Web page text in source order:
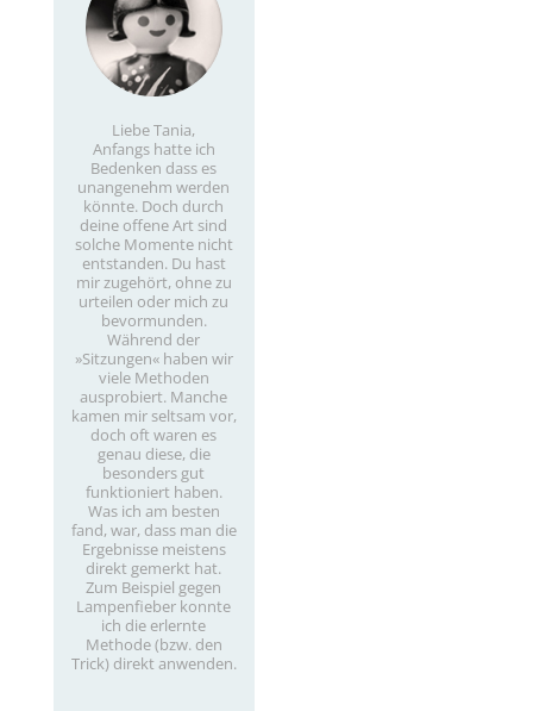
Liebe Tania,
Anfangs hatte ich
Bedenken dass es
unangenehm werden
könnte. Doch durch
deine offene Art sind
solche Momente nicht
entstanden. Du hast
mir zugehört, ohne zu
urteilen oder mich zu
bevormunden.
Während der
»Sitzungen« haben wir
viele Methoden
ausprobiert. Manche
kamen mir seltsam vor,
doch oft waren es
genau diese, die
besonders gut
funktioniert haben.
Was ich am besten
fand, war, dass man die
Ergebnisse meistens
direkt gemerkt hat.
Zum Beispiel gegen
Lampenfieber konnte
ich die erlernte
Methode (bzw. den
Trick) direkt anwenden.